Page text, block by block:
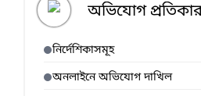
অভিযোগ প্রতিকার
নির্দেশিকাসমূহ
অনলাইনে অভিযোগ দাখিল